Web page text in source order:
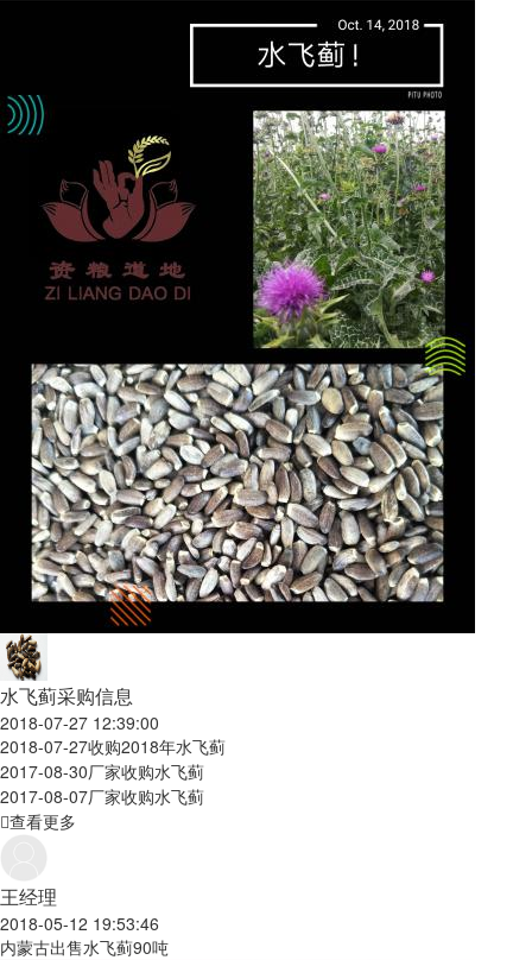
水飞蓟采购信息
2018-07-27 12:39:00
2018-07-27收购2018年水飞蓟
2017-08-30厂家收购水飞蓟
2017-08-07厂家收购水飞蓟
查看更多
王经理
2018-05-12 19:53:46
内蒙古出售水飞蓟90吨